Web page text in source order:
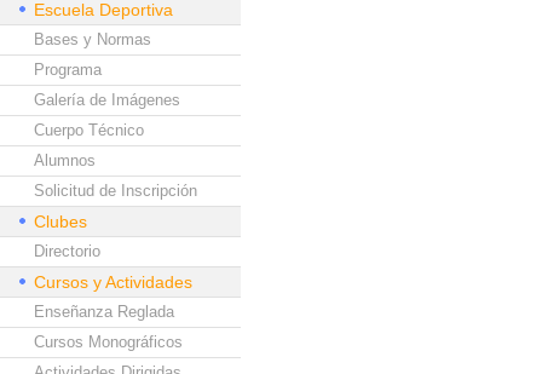
Escuela Deportiva
Bases y Normas
Programa
Galería de Imágenes
Cuerpo Técnico
Alumnos
Solicitud de Inscripción
Clubes
Directorio
Cursos y Actividades
Enseñanza Reglada
Cursos Monográficos